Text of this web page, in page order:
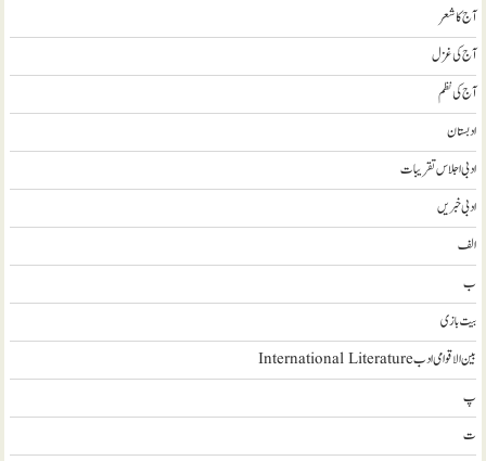
آج کا شعر
آج کی غزل
آج کی نظم
ادبستان
ادبی اجلاس تقریبات
ادبی خبریں
الف
ب
بیت بازی
بین الاقوامی ادب International Literature
پ
ت